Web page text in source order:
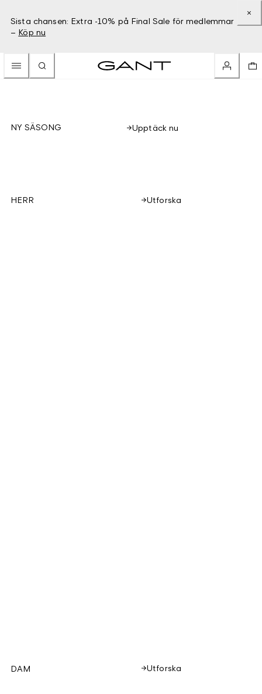
Sista chansen: Extra -10% på Final Sale för medlemmar
– Köp nu
NY SÄSONG Upptäck nu
HERR Utforska
DAM Utforska